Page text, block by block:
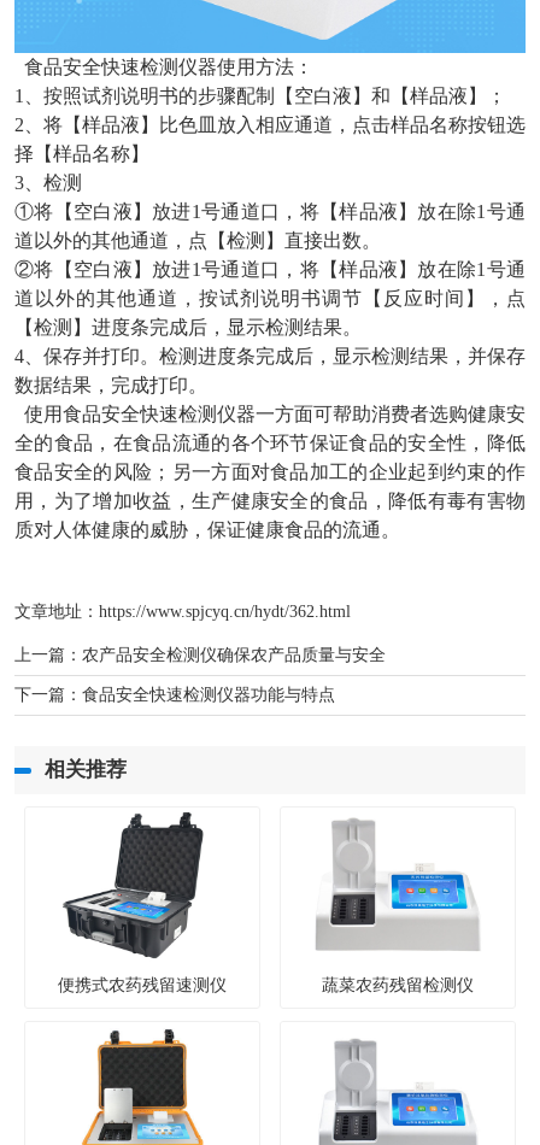
食品安全快速检测仪器使用方法：
1、按照试剂说明书的步骤配制【空白液】和【样品液】；
2、将【样品液】比色皿放入相应通道，点击样品名称按钮选
择【样品名称】
3、检测
①将【空白液】放进1号通道口，将【样品液】放在除1号通
道以外的其他通道，点【检测】直接出数。
②将【空白液】放进1号通道口，将【样品液】放在除1号通
道以外的其他通道，按试剂说明书调节【反应时间】，点
【检测】进度条完成后，显示检测结果。
4、保存并打印。检测进度条完成后，显示检测结果，并保存
数据结果，完成打印。
使用食品安全快速检测仪器一方面可帮助消费者选购健康安
全的食品，在食品流通的各个环节保证食品的安全性，降低
食品安全的风险；另一方面对食品加工的企业起到约束的作
用，为了增加收益，生产健康安全的食品，降低有毒有害物
质对人体健康的威胁，保证健康食品的流通。
文章地址： https://www.spjcyq.cn/hydt/362.html
上一篇： 农产品安全检测仪确保农产品质量与安全
下一篇： 食品安全快速检测仪器功能与特点
相关推荐
便携式农药残留速测仪 蔬菜农药残留检测仪